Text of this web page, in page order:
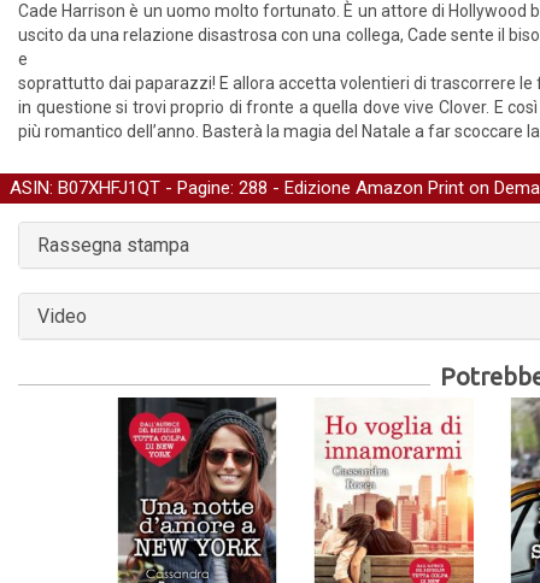
Cade Harrison è un uomo molto fortunato. È un attore di Hollywood
uscito da una relazione disastrosa con una collega, Cade sente il
e
soprattutto dai paparazzi! E allora accetta volentieri di trascorrere
in questione si trovi proprio di fronte a quella dove vive Clover. E
più romantico dell’anno. Basterà la magia del Natale a far scoccare
ASIN: B07XHFJ1QT - Pagine: 288 - Edizione Amazon Print on
Rassegna stampa
Video